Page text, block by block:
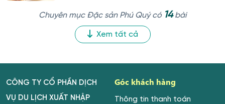
Chuyên mục Đặc sản Phú Quý có 14bài
Xem tất cả
CÔNG TY CỔ PHẦN DỊCH
VỤ DU LỊCH XUẤT NHẬP
Góc khách hàng
Thông tin thanh toán